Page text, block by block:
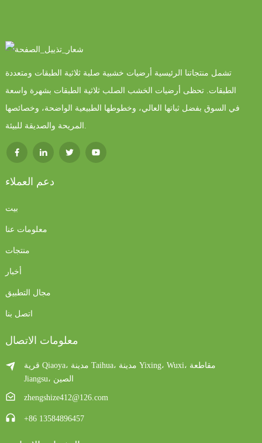
تشمل منتجاتنا الرئيسية أرضيات خشبية صلبة ثلاثية الطبقات ومتعددة
الطبقات. تحظى أرضيات الخشب الصلب ثلاثية الطبقات بشهرة واسعة
في السوق بفضل ثباتها العالي، وخطوطها الطبيعية الواضحة، وخصائصها
المريحة والصديقة للبيئة.
دعم العملاء
بيت
معلومات عنا
منتجات
أخبار
مجال التطبيق
اتصل بنا
معلومات الاتصال
قرية Qiaoya، مدينة Taihua، مدينة Yixing، Wuxi، مقاطعة
Jiangsu، الصين
zhengshize412@126.com
+86 13584896457